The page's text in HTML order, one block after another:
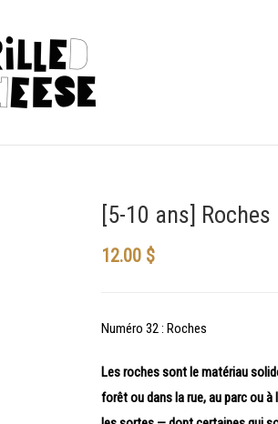
[5-10 ans] Roches
12.00 $
Numéro 32 : Roches
Les roches sont le matériau
forêt ou dans la rue, au parc ou